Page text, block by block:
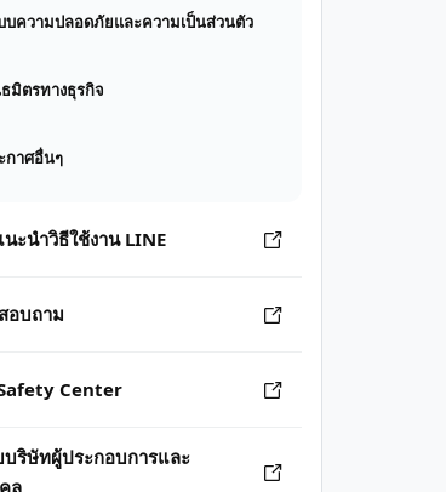
บความปลอดภัยและความเป็นส่วนตัว
มิตรทางธุรกิจ
กาศอื่นๆ
ะนำวิธีใช้งาน LINE
อบถาม
Center
บริษัทผู้ประกอบการและ
ล